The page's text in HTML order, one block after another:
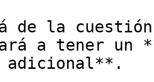
de la
a tener un
adicional**.